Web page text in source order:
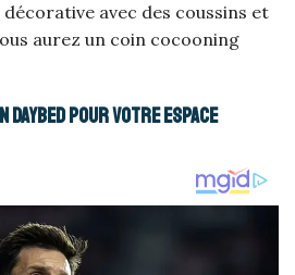
avec des coussins et
aurez un coin cocooning
daybed pour votre espace